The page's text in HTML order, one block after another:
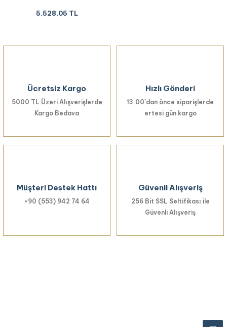
5.528,05 TL
Ücretsiz Kargo
5000 TL Üzeri Alışverişlerde
Kargo Bedava
Hızlı Gönderi
13:00’dan önce siparişlerde
ertesi gün kargo
Müşteri Destek Hattı
+90 (553) 942 74 64
Güvenli Alışveriş
256 Bit SSL Seltifikası ile
Güvenli Alışveriş